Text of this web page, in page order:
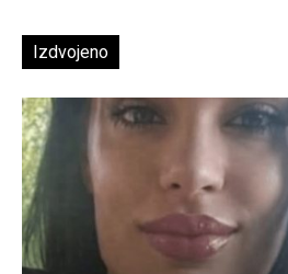
Izdvojeno